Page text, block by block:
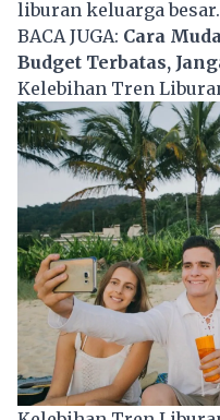
liburan keluarga besar.
BACA JUGA: Cara
Budget Terbatas,
Kelebihan Tren